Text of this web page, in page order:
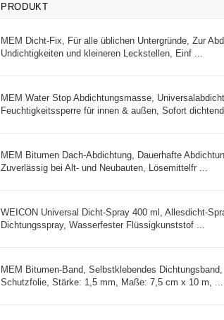
PRODUKT
MEM Dicht-Fix, Für alle üblichen Untergründe, Zur
Undichtigkeiten und kleineren Leckstellen, Einf ...
MEM Water Stop Abdichtungsmasse,
Feuchtigkeitssperre für innen & außen, Sofort
MEM Bitumen Dach-Abdichtung, Dauerhafte
Zuverlässig bei Alt- und Neubauten, Lösemittelfr ...
WEICON Universal Dicht-Spray 400 ml, Allesdicht-
Dichtungsspray, Wasserfester Flüssigkunststof ...
MEM Bitumen-Band, Selbstklebendes
Schutzfolie, Stärke: 1,5 mm, Maße: 7,5 cm x 10 m, ...